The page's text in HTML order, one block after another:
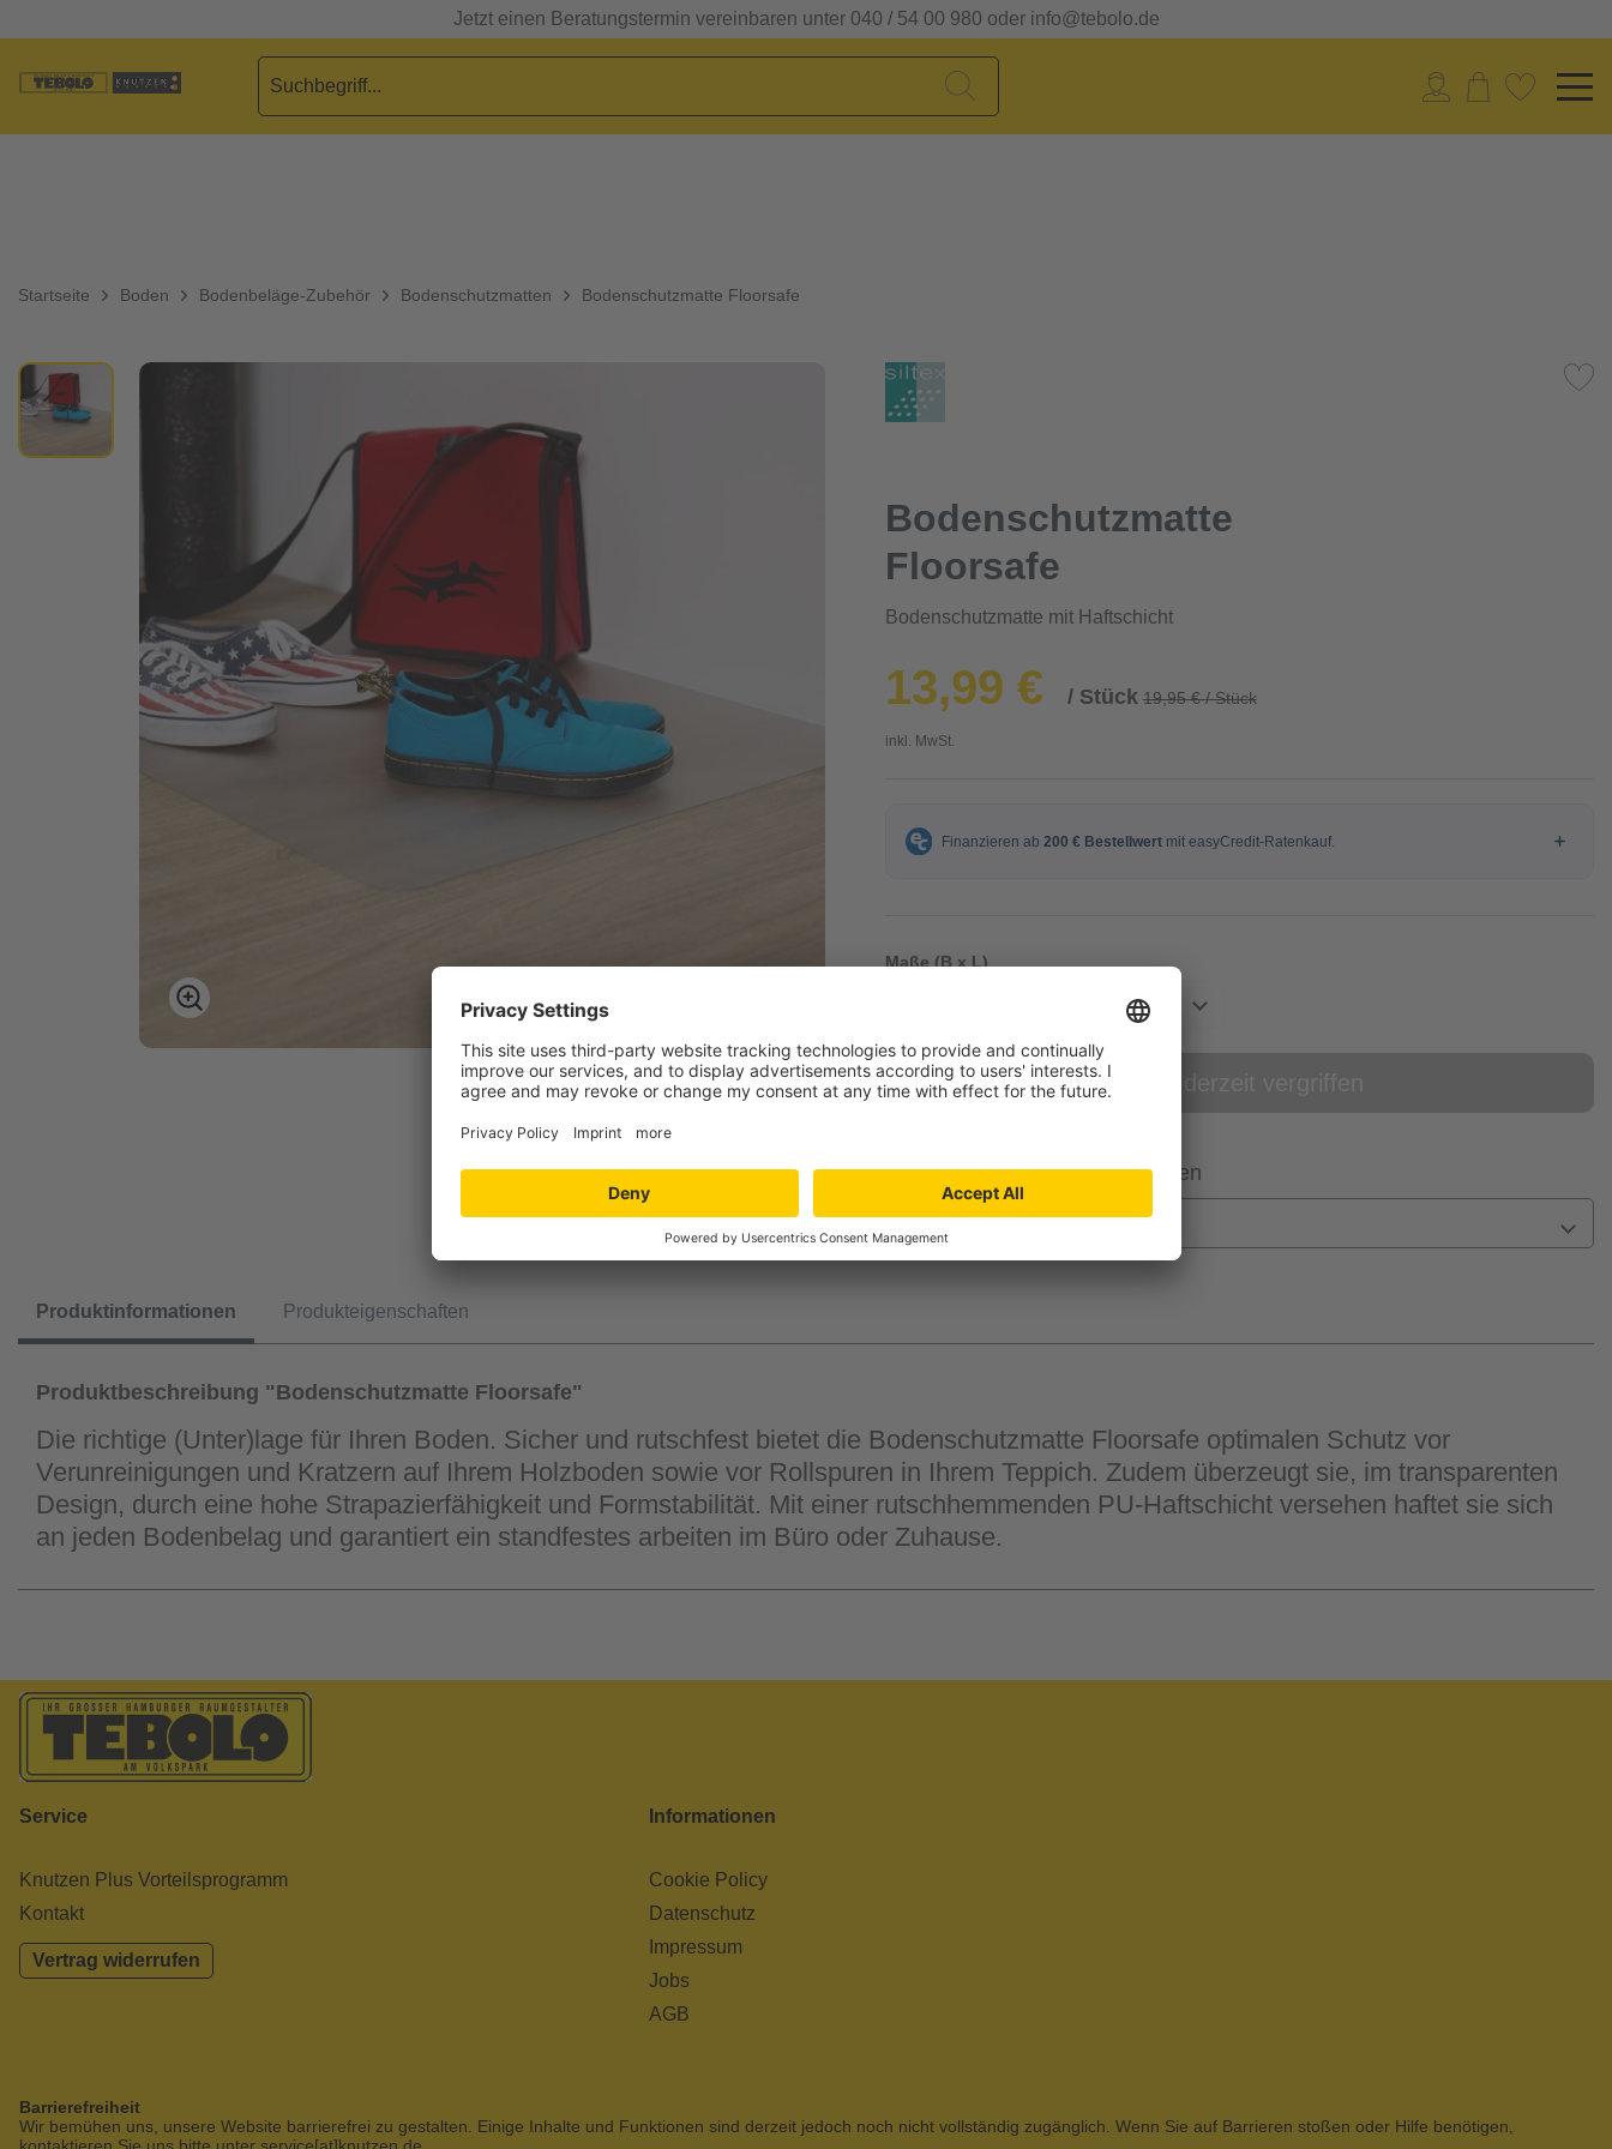
Jetzt einen Beratungstermin vereinbaren unter 040 / 54 00 980 oder info@tebolo.de
Startseite Boden Bodenbeläge-Zubehör Bodenschutzmatten Bodenschutzmatte Floorsafe
Bodenschutzmatte
Floorsafe
Bodenschutzmatte mit Haftschicht
13,99 € / Stück 19,95 € / Stück
inkl. MwSt.
Maße (B x L)
Verfügbarkeit in der Filiale prüfen
Filiale auswählen
Produktinformationen Produkteigenschaften
Produktbeschreibung "Bodenschutzmatte Floorsafe"
Die richtige (Unter)lage für Ihren Boden. Sicher und rutschfest bietet die Bodenschutzmatte Floorsafe optimalen Schutz vor
Verunreinigungen und Kratzern auf Ihrem Holzboden sowie vor Rollspuren in Ihrem Teppich. Zudem überzeugt sie, im transparenten
Design, durch eine hohe Strapazierfähigkeit und Formstabilität. Mit einer rutschhemmenden PU-Haftschicht versehen haftet sie sich
an jeden Bodenbelag und garantiert ein standfestes arbeiten im Büro oder Zuhause.
Service
Knutzen Plus Vorteilsprogramm
Kontakt
Vertrag widerrufen
Informationen
Cookie Policy
Datenschutz
Impressum
Jobs
AGB
Barrierefreiheit
Wir bemühen uns, unsere Website barrierefrei zu gestalten. Einige Inhalte und Funktionen sind derzeit jedoch noch nicht vollständig zugänglich. Wenn Sie auf Barrieren stoßen oder Hilfe benötigen,